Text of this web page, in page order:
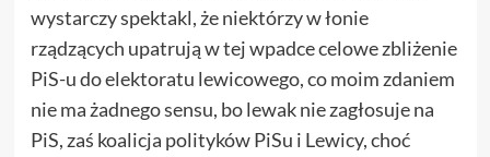
wystarczy spektakl, że niektórzy w łonie
rządzących upatrują w tej wpadce celowe zbliżenie
PiS-u do elektoratu lewicowego, co moim zdaniem
nie ma żadnego sensu, bo lewak nie zagłosuje na
PiS, zaś koalicja polityków PiSu i Lewicy, choć